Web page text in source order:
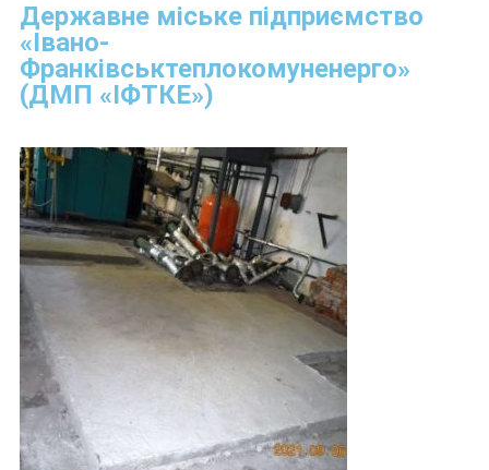
Державне міське підприємство
«Івано-
Франківськтеплокомуненерго»
(ДМП «ІФТКЕ»)